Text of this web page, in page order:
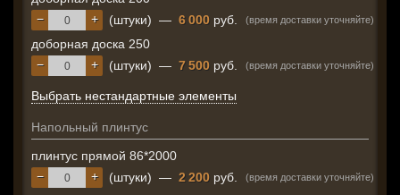
+
− (штуки) — 6 000 руб. (время доставки уточняйте)
доборная доска 250
+
− (штуки) — 7 500 руб. (время доставки уточняйте)
Выбрать нестандартные элементы
Напольный плинтус
плинтус прямой 86*2000
+
− (штуки) — 2 200 руб. (время доставки уточняйте)